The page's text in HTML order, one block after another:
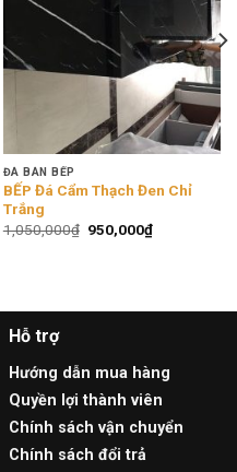
ĐÁ BÀN BẾP
BẾP Đá Cẩm Thạch Đen Chỉ
Trắng
1,050,000₫ 950,000₫
Hỗ trợ
Hướng dẫn mua hàng
Quyền lợi thành viên
Chính sách vận chuyển
Chính sách đổi trả